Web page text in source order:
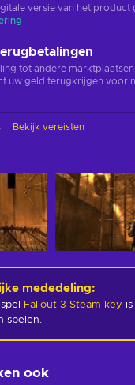
versie van het product
tot andere
uw geld terugkrijgen voor
Bekijk vereisten
mededeling:
Fallout 3 Steam key
spelen.
ook